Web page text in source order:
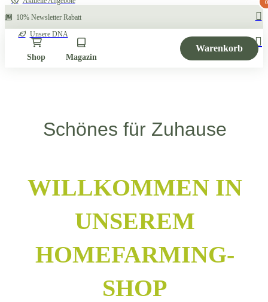
10% Newsletter Rabatt
Unsere DNA
Shop Magazin
Warenkorb
0
Schönes für Zuhause
WILLKOMMEN IN
UNSEREM
HOMEFARMING-
SHOP